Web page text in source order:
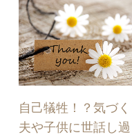
自己犠牲！？気づく
夫や子供に世話し過